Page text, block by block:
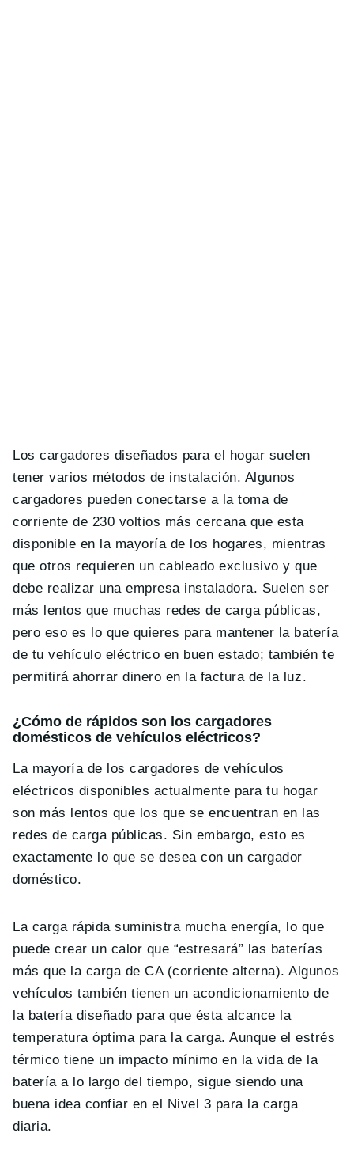
Los cargadores diseñados para el hogar suelen
tener varios métodos de instalación. Algunos
cargadores pueden conectarse a la toma de
corriente de 230 voltios más cercana que esta
disponible en la mayoría de los hogares, mientras
que otros requieren un cableado exclusivo y que
debe realizar una empresa instaladora. Suelen ser
más lentos que muchas redes de carga públicas,
pero eso es lo que quieres para mantener la batería
de tu vehículo eléctrico en buen estado; también te
permitiráahorrar dinero en la factura de la luz.
¿Cómo de rápidos son los cargadores
domésticos de vehículos el éctricos?
La mayoría de los cargadores de vehículos
eléctricos disponibles actualmente para tu hogar
son más lentos que los que se encuentran en las
redes de carga públicas. Sin embargo, esto es
exactamente lo que se desea con un cargador
doméstico.
La carga rápida suministra mucha energía, lo que
puede crear un calor que “estresará” las baterías
más que la carga de CA (corriente alterna). Algunos
vehículos también tienen un acondicionamiento de
la batería diseñado para que ésta alcance la
temperatura óptima para la carga. Aunque el estrés
térmico tiene un impacto mínimo en la vida de la
batería a lo largo del tiempo, sigue siendo una
buena idea confiar en el Nivel 3 para la carga
diaria.